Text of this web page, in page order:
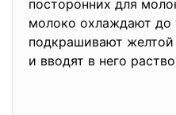
посторонних для
молоко охлаждают до
подкрашивают желтой
и вводят в него